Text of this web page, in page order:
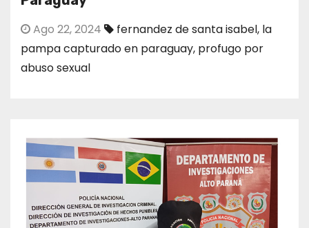
Ago 22, 2024 fernandez de santa isabel, la
pampa capturado en paraguay, profugo por
abuso sexual